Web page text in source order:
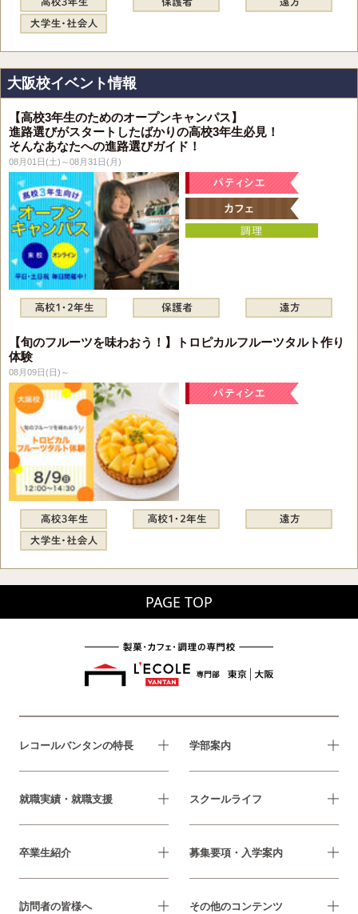
大阪校イベント情報
【高校3年生のためのオープンキャンパス】
進路選びがスタートしたばかりの高校3年生必見！
そんなあなたへの進路選びガイド！
08月01日(土)～08月31日(月)
【旬のフルーツを味わおう！】トロピカルフルーツタルト作り
体験
08月09日(日)～
PAGE TOP
レコールバンタンの特長 学部案内
就職実績・就職支援 スクールライフ
卒業生紹介 募集要項・入学案内
訪問者の皆様へ その他のコンテンツ